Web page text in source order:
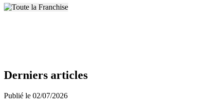
Derniers articles
Publié le 02/07/2026